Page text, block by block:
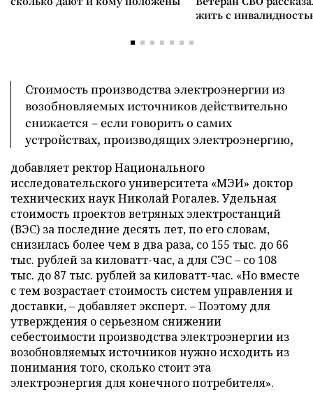
жить с
Стоимость производства электроэнергии из
возобновляемых источников действительно
снижается – если говорить о самих
устройствах, производящих электроэнергию,
добавляет ректор Национального
исследовательского университета «МЭИ» доктор
технических наук Николай Рогалев. Удельная
стоимость проектов ветряных электростанций
(ВЭС) за последние десять лет, по его словам,
снизилась более чем в два раза, со 155 тыс. до 66
тыс. рублей за киловатт-час, а для СЭС – со 108
тыс. до 87 тыс. рублей за киловатт-час. «Но вместе
с тем возрастает стоимость систем управления и
доставки, – добавляет эксперт. – Поэтому для
утверждения о серьезном снижении
себестоимости производства электроэнергии из
возобновляемых источников нужно исходить из
понимания того, сколько стоит эта
электроэнергия для конечного потребителя».